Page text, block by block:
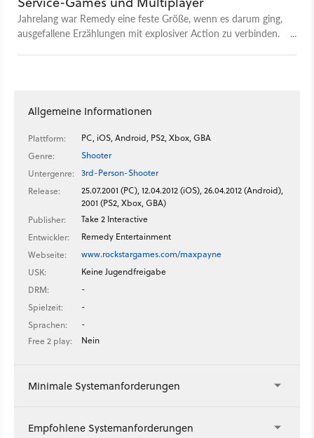
Das klärt Christian Fritz Schneider mit GameStar
Chefredakteur Heiko Klinge. Zum Gast: Heiko Klinge ist seit
bald 20 Jahren bei GameStar. In dieser Zeit hat er viele
Branchenkontakte aufgebaut und ist mit den wirtschaftlichen
Geschäft mit den Spieleschlüsseln? Video Talk: »Ein
Spiele-Prognose für 2020
Jahrelang war Remedy eine feste Größe, wenn es darum ging,
ausgefallene Erzählungen mit explosiver Action zu verbinden.
Allgemeine Informationen
Plattform:
PC, iOS, Android, PS2, Xbox, GBA
Genre:
Shooter
Untergenre:
3rd-Person-Shooter
Release:
25.07.2001 (PC), 12.04.2012 (iOS), 26.04.2012 (Android),
2001 (PS2, Xbox, GBA)
Publisher:
Take 2 Interactive
Entwickler:
Remedy Entertainment
Webseite:
www.rockstargames.com/maxpayne
USK:
Keine Jugendfreigabe
DRM:
-
Spielzeit:
-
Sprachen:
-
Free 2 play:
Nein
Minimale Systemanforderungen
Empfohlene Systemanforderungen